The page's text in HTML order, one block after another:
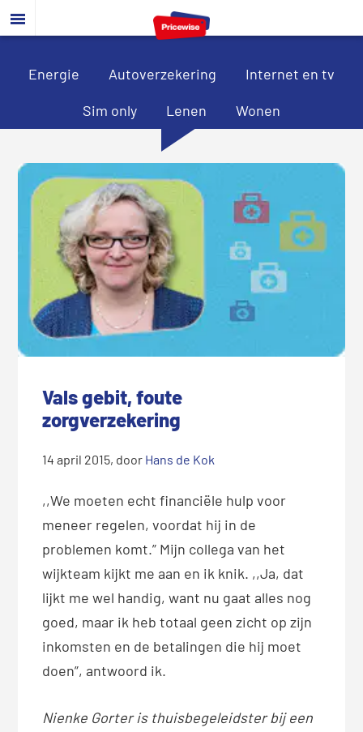
Door
naar
hoofd
Spring
naar
eerste
Spring
naar
voettekst
Energie Autoverzekering Internet en tv
Sim only Lenen Wonen
Vals gebit, foute
zorgverzekering
14 april 2015, door Hans de Kok
,,We moeten echt financiële hulp voor
meneer regelen, voordat hij in de
problemen komt.” Mijn collega van het
wijkteam kijkt me aan en ik knik. ,,Ja, dat
lijkt me wel handig, want nu gaat alles nog
goed, maar ik heb totaal geen zicht op zijn
inkomsten en de betalingen die hij moet
doen”, antwoord ik.
Nienke Gorter is thuisbegeleidster bij een